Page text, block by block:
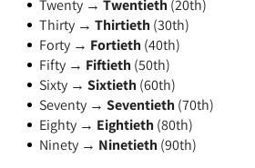
Twenty → Twentieth (20th)
Thirty → Thirtieth (30th)
Forty → Fortieth (40th)
Fifty → Fiftieth (50th)
Sixty → Sixtieth (60th)
Seventy → Seventieth (70th)
Eighty → Eightieth (80th)
Ninety → Ninetieth (90th)